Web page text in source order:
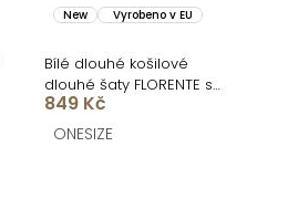
New Vyrobeno v EU
Bílé dlouhé košilové
dlouhé šaty FLORENTE s
páskem
849 Kč
ONESIZE